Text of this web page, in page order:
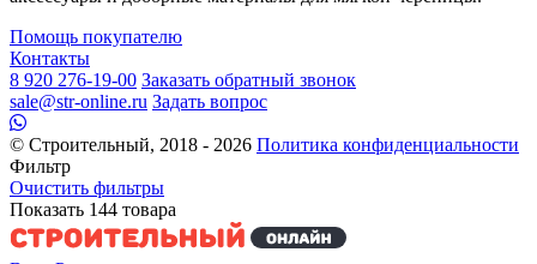
Помощь покупателю
Контакты
8 920 276-19-00 Заказать обратный звонок
sale@str-online.ru Задать вопрос
© Строительный, 2018 - 2026 Политика конфиденциальности
Фильтр
Очистить фильтры
Показать 144 товара